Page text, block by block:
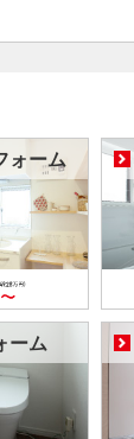
ォーム
ーム